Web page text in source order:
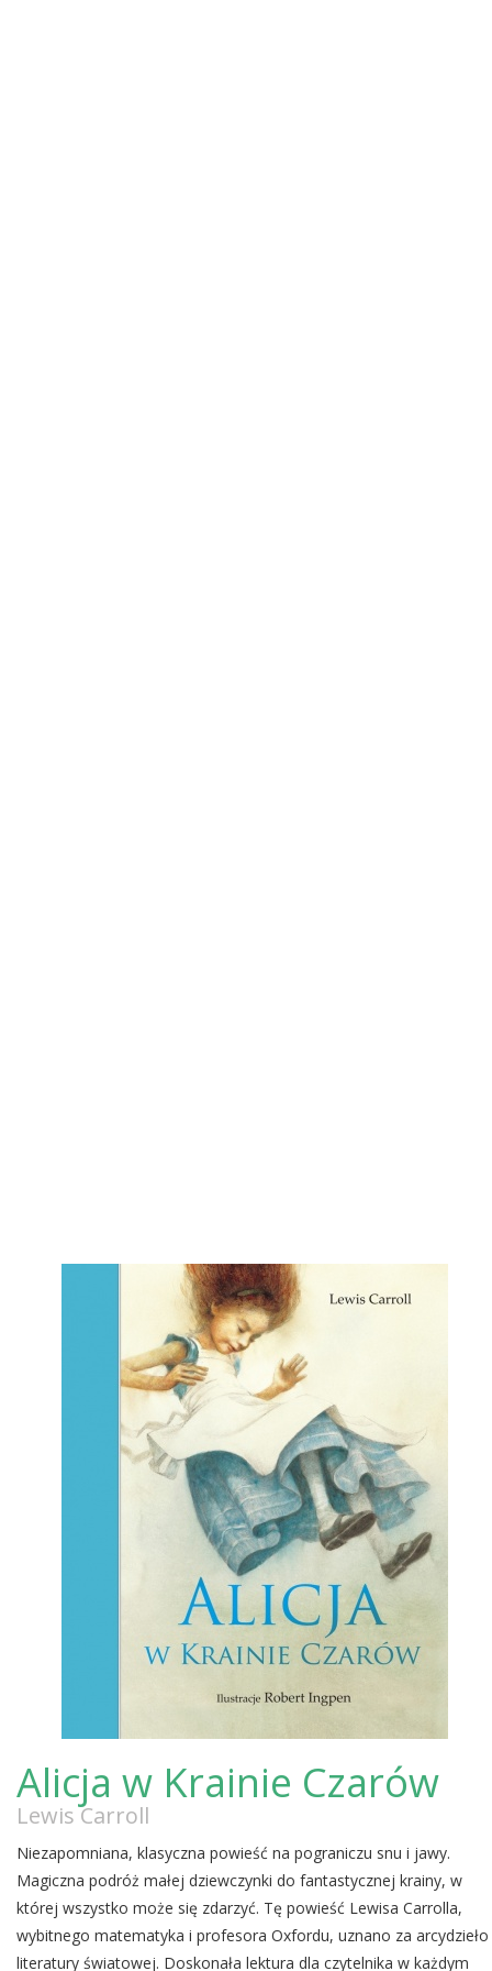
Alicja w Krainie Czarów
Lewis Carroll
Niezapomniana, klasyczna powieść na pograniczu snu i jawy.
Magiczna podróż małej dziewczynki do fantastycznej krainy, w
której wszystko może się zdarzyć. Tę powieść Lewisa Carrolla,
wybitnego matematyka i profesora Oxfordu, uznano za arcydzieło
literatury światowej. Doskonała lektura dla czytelnika w każdym